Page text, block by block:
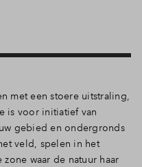
met een stoere uitstraling,
is voor initiatief van
gebied en ondergronds
veld, spelen in het
waar de natuur haar